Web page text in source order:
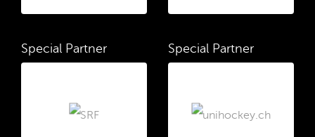
Special Partner Special Partner